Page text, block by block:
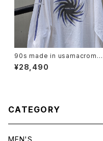
90s made in usamacrome
dia l/s tee
¥28,490
CATEGORY
MEN'S